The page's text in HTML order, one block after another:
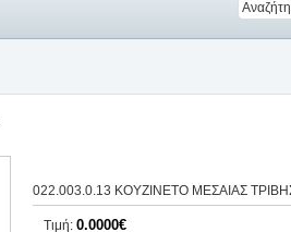
022.003.0.13 ΚΟΥΖΙΝΕΤΟ ΜΕΣΑΙΑΣ
Τιμή: 0.0000€